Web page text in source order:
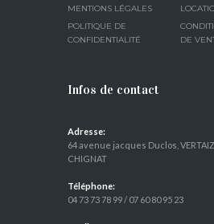
MENTIONS LÉGALES
POLITIQUE DE
CONFIDENTIALITÉ
DE
Infos de contact
Adresse:
64 avenue jacques Duclos,
CHIGNAT
Téléphone:
04 73 73 78 99 / 07 60 80 95 23